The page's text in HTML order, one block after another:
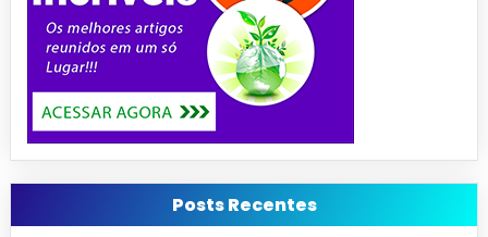
Posts Recentes